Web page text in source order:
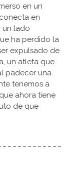
en un
en
un lado
ha perdido la
expulsado de
un atleta que
padecer una
tenemos a
ahora tiene
de que